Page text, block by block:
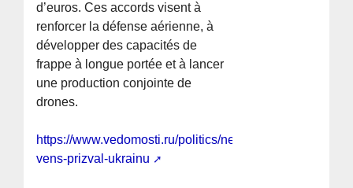
d’euros. Ces accords visent à
renforcer la défense aérienne, à
développer des capacités de
frappe à longue portée et à lancer
une production conjointe de
drones.
https://www.vedomosti.ru/politics/news/2026/07/06/
vens-prizval-ukrainu